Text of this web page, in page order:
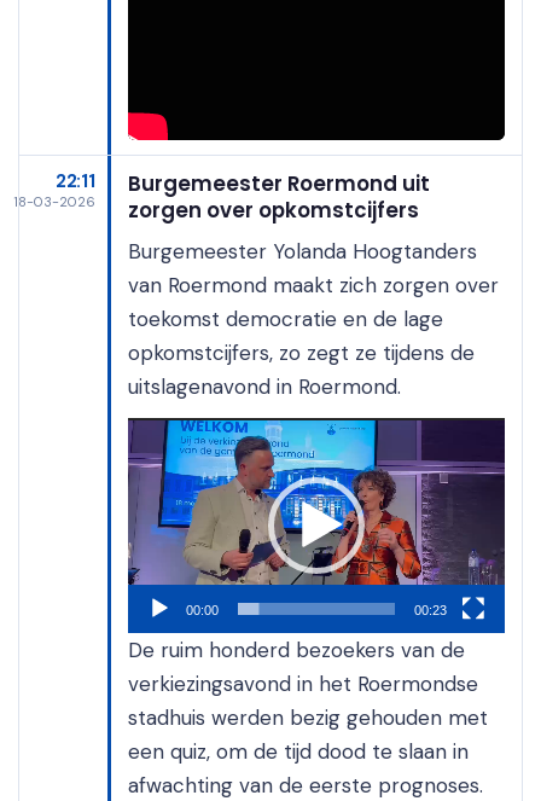
22:11
18-03-2026
Burgemeester Roermond uit
zorgen over opkomstcijfers
Burgemeester Yolanda Hoogtanders
van Roermond maakt zich zorgen over
toekomst democratie en de lage
opkomstcijfers, zo zegt ze tijdens de
uitslagenavond in Roermond.
Videospeler
00:00 00:23
De ruim honderd bezoekers van de
verkiezingsavond in het Roermondse
stadhuis werden bezig gehouden met
een quiz, om de tijd dood te slaan in
afwachting van de eerste prognoses.